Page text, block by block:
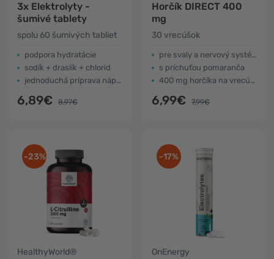
3x Elektrolyty -
šumivé tablety
spolu 60 šumivých tabliet
podpora hydratácie
sodík + draslík + chlorid
jednoduchá príprava nápoja
6,89€ 8,97€
Horčík DIRECT 400
mg
30 vrecúšok
pre svaly a nervový systém
s príchuťou pomaranča
400 mg horčíka na vrecúško
6,99€ 7,99€
-23%
HealthyWorld®
-17%
OnEnergy